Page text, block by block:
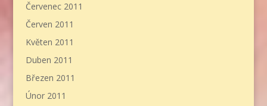
Červenec 2011
Červen 2011
Květen 2011
Duben 2011
Březen 2011
Únor 2011